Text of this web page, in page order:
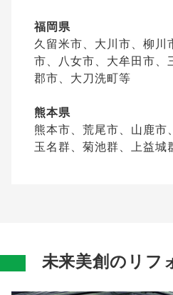
福岡県
久留米市、大川市、柳川
市、八女市、大牟田市、
郡市、大刀洗町等
熊本県
熊本市、荒尾市、山鹿市
玉名群、菊池群、上益城
未来美創のリフ